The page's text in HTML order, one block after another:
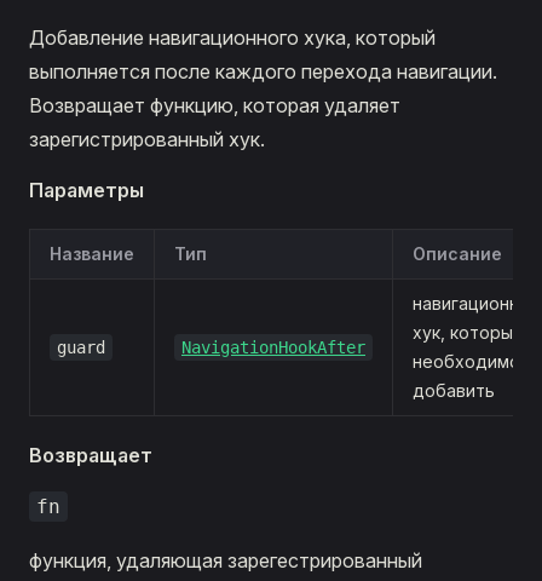
Добавление навигационного хука, который
выполняется после каждого перехода навигации.
Возвращает функцию, которая удаляет
зарегистрированный хук.
Параметры
Название Тип Описание
guard NavigationHookAfter
навигационный
хук, который
необходимо
добавить
Возвращает
fn
функция, удаляющая зарегестрированный